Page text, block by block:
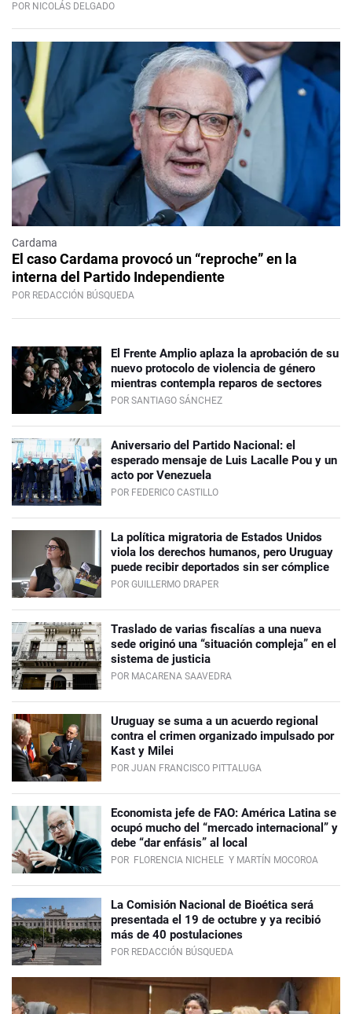
POR NICOLÁS DELGADO
Cardama
El caso Cardama provocó un “reproche” en la
interna del Partido Independiente
POR REDACCIÓN BÚSQUEDA
El Frente Amplio aplaza la aprobación de su
nuevo protocolo de violencia de género
mientras contempla reparos de sectores
POR SANTIAGO SÁNCHEZ
Aniversario del Partido Nacional: el
esperado mensaje de Luis Lacalle Pou y un
acto por Venezuela
POR FEDERICO CASTILLO
La política migratoria de Estados Unidos
viola los derechos humanos, pero Uruguay
puede recibir deportados sin ser cómplice
POR GUILLERMO DRAPER
Traslado de varias fiscalías a una nueva
sede originó una “situación compleja” en el
sistema de justicia
POR MACARENA SAAVEDRA
Uruguay se suma a un acuerdo regional
contra el crimen organizado impulsado por
Kast y Milei
POR JUAN FRANCISCO PITTALUGA
Economista jefe de FAO: América Latina se
ocupó mucho del “mercado internacional” y
debe “dar enfásis” al local
POR FLORENCIA NICHELE Y MARTÍN MOCOROA
La Comisión Nacional de Bioética será
presentada el 19 de octubre y ya recibió
más de 40 postulaciones
POR REDACCIÓN BÚSQUEDA